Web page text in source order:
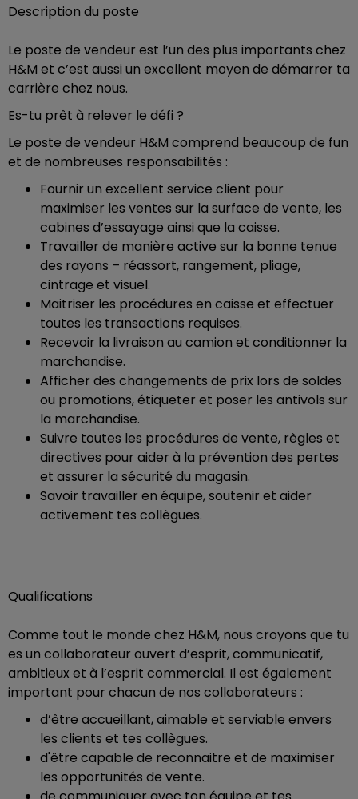
Description du poste
Le poste de vendeur est l’un des plus importants chez
H&M et c’est aussi un excellent moyen de démarrer ta
carrière chez nous.
Es-tu prêt à relever le défi ?
Le poste de vendeur H&M comprend beaucoup de fun
et de nombreuses responsabilités :
Fournir un excellent service client pour
maximiser les ventes sur la surface de vente, les
cabines d’essayage ainsi que la caisse.
Travailler de manière active sur la bonne tenue
des rayons – réassort, rangement, pliage,
cintrage et visuel.
Maitriser les procédures en caisse et effectuer
toutes les transactions requises.
Recevoir la livraison au camion et conditionner la
marchandise.
Afficher des changements de prix lors de soldes
ou promotions, étiqueter et poser les antivols sur
la marchandise.
Suivre toutes les procédures de vente, règles et
directives pour aider à la prévention des pertes
et assurer la sécurité du magasin.
Savoir travailler en équipe, soutenir et aider
activement tes collègues.
Qualifications
Comme tout le monde chez H&M, nous croyons que tu
es un collaborateur ouvert d’esprit, communicatif,
ambitieux et à l’esprit commercial. Il est également
important pour chacun de nos collaborateurs :
d’être accueillant, aimable et serviable envers
les clients et tes collègues.
d'être capable de reconnaitre et de maximiser
les opportunités de vente.